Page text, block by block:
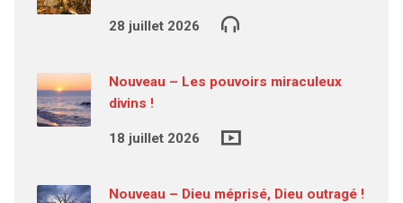
28 juillet 2026
Nouveau – Les pouvoirs miraculeux
divins !
18 juillet 2026
Nouveau – Dieu méprisé, Dieu outragé !